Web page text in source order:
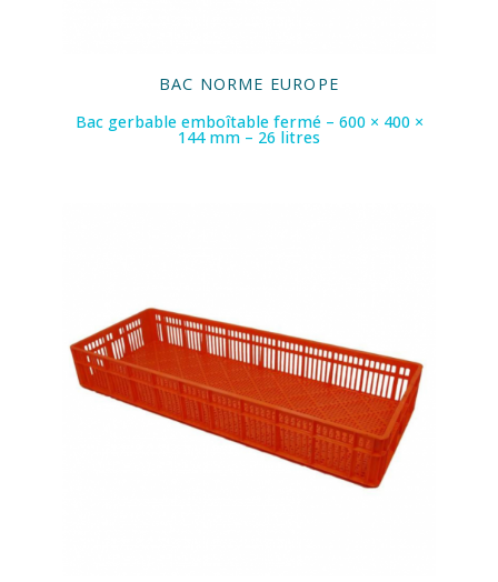
BAC NORME EUROPE
Bac gerbable emboîtable fermé – 600 × 400 ×
144 mm – 26 litres